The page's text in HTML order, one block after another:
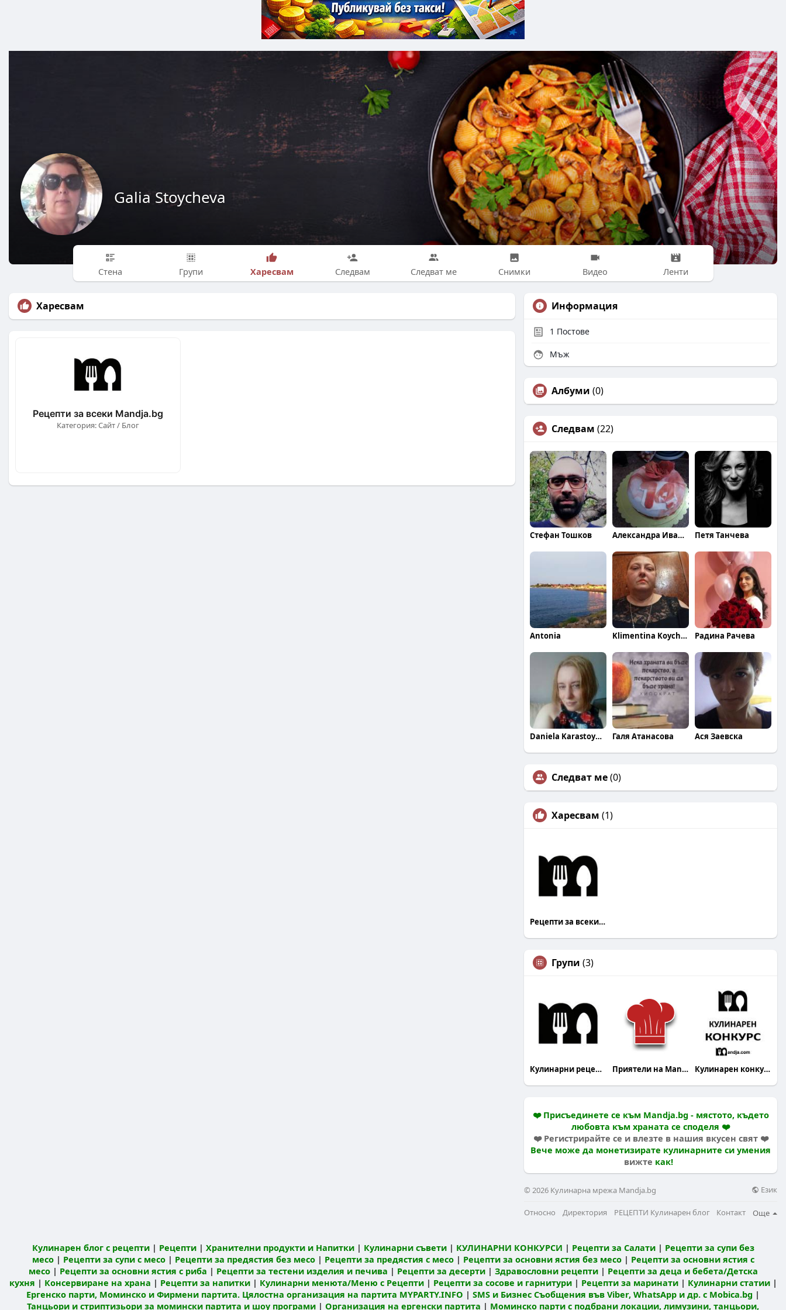
Galia Stoycheva
Стена Групи Харесвам Следвам Следват ме Снимки Видео Ленти
Харесвам
Рецепти за всеки Mandja.bg
Категория: Сайт / Блог
Информация
1 Постове
Мъж
Албуми (0)
Следвам (22)
Стефан Тошков Александра Иванова Петя Танчева
Antonia Klimentina Koycheva Радина Рачева
Daniela Karastoykova Галя Атанасова Ася Заевска
Следват ме(0)
Харесвам (1)
Рецепти за всеки Mandja.bg
Групи (3)
Кулинарни рецепти Приятели на Mandja.bg Кулинарен конкурс
❤️ Присъединете се към Mandja.bg - мястото, където
любовта към храната се споделя ❤️
❤️ Регистрирайте се и влезте в нашия вкусен свят ❤️
Вече може да монетизирате кулинарните си умения
вижте как!
© 2026 Кулинарна мрежа Mandja.bg Език
Относно Директория РЕЦЕПТИ Кулинарен блог Контакт Още
Кулинарен блог с рецепти| Рецепти| Хранителни продукти и Напитки| Кулинарни съвети| КУЛИНАРНИ КОНКУРСИ | Рецепти за Салати| Рецепти за супи без
месо| Рецепти за супи с месо| Рецепти за предястия без месо| Рецепти за предястия с месо| Рецепти за основни ястия без месо| Рецепти за основни ястия с
месо| Рецепти за основни ястия с риба | Рецепти за тестени изделия и печива | Рецепти за десерти| Здравословни рецепти| Рецепти за деца и бебета/Детска
кухня | Консервиране на храна | Рецепти за напитки| Кулинарни менюта/Меню с Рецепти| Рецепти за сосове и гарнитури| Рецепти за маринати| Кулинарни статии|
Ергенско парти, Моминско и Фирмени партита. Цялостна организация на партита MYPARTY.INFO | SMS и Бизнес Съобщения във Viber, WhatsApp и др. с Mobica.bg |
Танцьори и стриптизьори за момински партита и шоу програми | Организация на ергенски партита | Моминско парти с подбрани локации, лимузини, танцьори,